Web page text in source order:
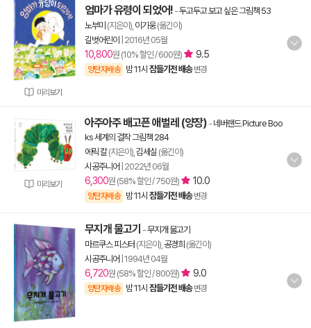
미리보기
엄마가 유령이 되었어! -두고두고 보고 싶은 그림책 53
노부미 (지은이), 이기웅(옮긴이)
길벗어린이
2016년 05월
10,800원 (10% 할인 / 600원) 9.5
양탄자배송 밤 11시 잠들기전 배송 변경
미리보기
아주아주 배고픈 애벌레 (양장) - 네버랜드 Picture Boo
ks 세계의 걸작 그림책 284
에릭 칼(지은이), 김세실 (옮긴이)
시공주니어 2022년 06월
6,300원 (58% 할인 / 750원) 10.0
양탄자배송 밤 11시 잠들기전 배송 변경
무지개 물고기 -무지개 물고기
마르쿠스 피스터 (지은이), 공경희 (옮긴이)
시공주니어 1994년 04월
6,720원 (58% 할인 / 800원) 9.0
양탄자배송 밤 11시 잠들기전 배송 변경